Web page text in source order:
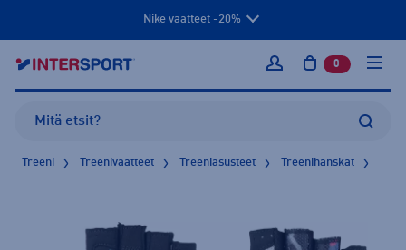
Nike vaatteet -20%
Kirjaudu sisään
0 tuotetta
Treeni Treenivaatteet Treeniasusteet Treenihanskat